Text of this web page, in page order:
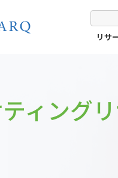
リサ
ィング